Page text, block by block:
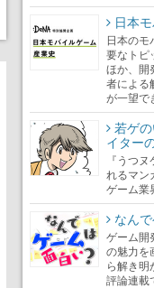
日本
日本のモ
要なトピ
ほか、開
者による
が一望で
若ゲ
イター
『うつ
れるマン
ゲーム業
なん
ゲーム開
の魅力を
ら解き明
評論連載